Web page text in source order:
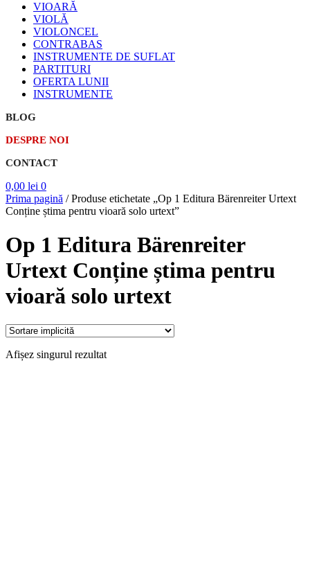
VIOARĂ
VIOLĂ
VIOLONCEL
CONTRABAS
INSTRUMENTE DE SUFLAT
PARTITURI
OFERTA LUNII
INSTRUMENTE
BLOG
DESPRE NOI
CONTACT
0,00 lei 0
Prima pagină /Produse etichetate „Op 1 Editura Bärenreiter Urtext
Conține știma pentru vioară solo urtext”
Op 1 Editura Bärenreiter
Urtext Conține știma pentru
vioară solo urtext
Afișez singurul rezultat